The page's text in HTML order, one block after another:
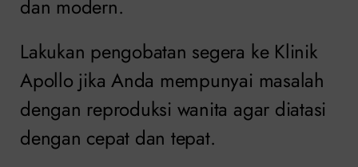
dan modern.
Lakukan pengobatan segera ke Klinik
Apollo jika Anda mempunyai masalah
dengan reproduksi wanita agar diatasi
dengan cepat dan tepat.